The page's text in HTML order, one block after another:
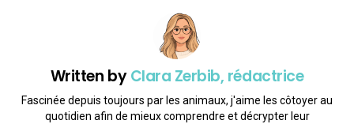
Written byClara Zerbib, rédactrice
Fascinée depuis toujours par les animaux, j'aime les côtoyer au
quotidien afin de mieux comprendre et décrypter leur